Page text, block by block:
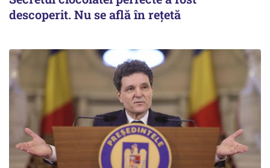
descoperit. Nu se află în rețetă